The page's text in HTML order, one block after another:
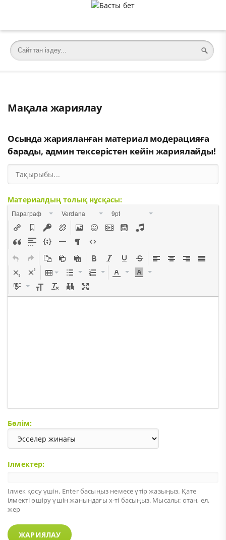
Мақала жариялау
Осында жарияланған материал модерацияға
барады, админ тексерістен кейін жариялайды!
Материалдың толық нұсқасы:
Параграф Verdana 9pt
Бөлім:
Ілмектер:
Ілмек қосу үшін, Enterбасыңыз немесе үтір жазыңыз. Қате
ілмекті өшіру үшін жанындағы х-ті басыңыз. Мысалы: отан, ел,
жер
ЖАРИЯЛАУ